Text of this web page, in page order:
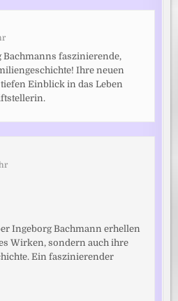
Bachmanns faszinierende,
Ihre neuen
Einblick in das Leben
Ingeborg Bachmann erhellen
Wirken, sondern auch ihre
Ein faszinierender